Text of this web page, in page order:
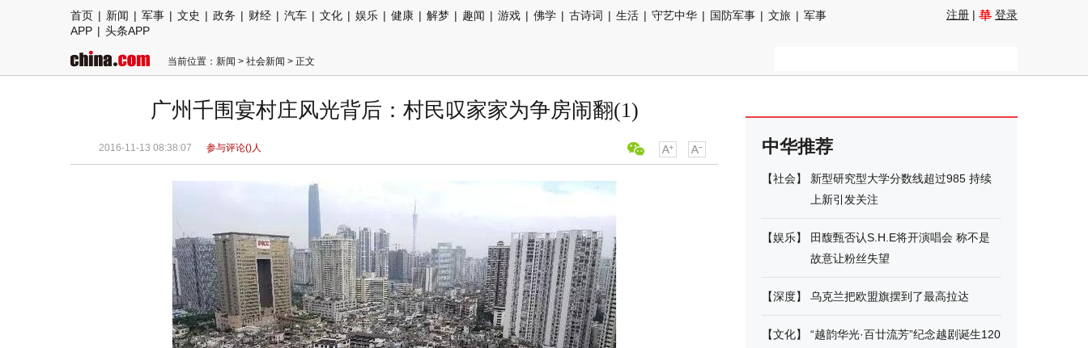
首页 | 新闻 | 军事 | 文史 | 政务 | 财经 | 汽车 | 文化 | 娱乐 | 健康 | 解梦 | 趣闻 | 游戏 | 佛学 | 古诗词 | 生活 | 守艺中华 | 国防军事 | 文旅 | 军事
APP | 头条APP
注册 | 登录
当前位置： 新闻 > 社会新闻 > 正文
广州千围宴村庄风光背后：村民叹家家为争房闹翻(1)
2016-11-13 08:38:07 参与评论()人 中华推荐
【社会】
新型研究型大学分数线超过985 持续
上新引发关注
【娱乐】
田馥甄否认S.H.E将开演唱会 称不是
故意让粉丝失望
【深度】 乌克兰把欧盟旗摆到了最高拉达
【文化】
“越韵华光·百廿流芳”纪念越剧诞生120